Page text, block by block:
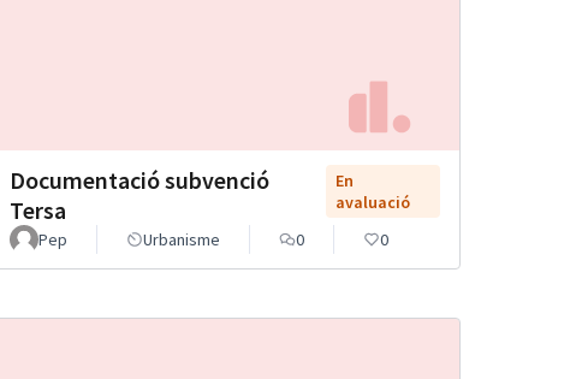
Documentació subvenció
Tersa
En
avaluació
Pep
Urbanisme 0 0